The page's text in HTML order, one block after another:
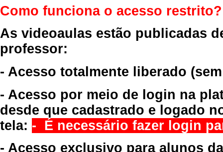
Como funciona o acesso restrito?
As videoaulas estão publicadas
professor:
- Acesso totalmente liberado
- Acesso por meio de login na
desde que cadastrado e logado
tela: - É necessário fazer login
- Acesso exclusivo para alunos